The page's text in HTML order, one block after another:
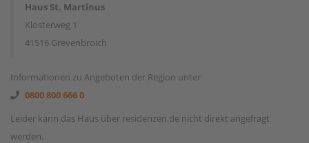
Haus St. Martinus
Klosterweg 1
41516 Grevenbroich
Informationen zu Angeboten der Region unter
0800 800 666 0
Leider kann das Haus über residenzen.de nicht direkt angefragt
werden.